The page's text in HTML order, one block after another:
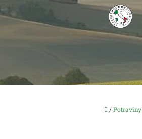
na
obsah
Domů
/Potraviny